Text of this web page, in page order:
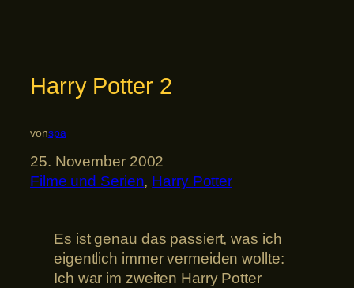
Harry Potter 2
vonspa
25. November 2002
Filme und Serien, Harry Potter
Es ist genau das passiert, was ich
eigentlich immer vermeiden wollte:
Ich war im zweiten Harry Potter